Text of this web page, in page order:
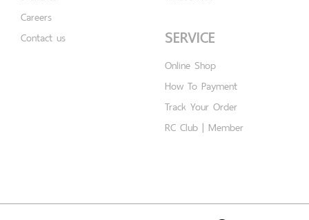
Careers
Contact us
SERVICE
Online Shop
How To Payment
Track Your Order
RC Club | Member